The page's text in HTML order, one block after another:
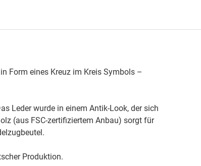
Form eines Kreuz im Kreis Symbols –
Leder wurde in einem Antik-Look, der sich
(aus FSC-zertifiziertem Anbau) sorgt für
Produktion.